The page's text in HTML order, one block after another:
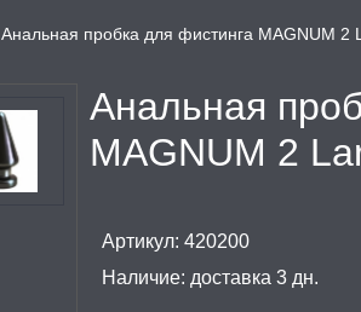
Анальная пробка для фистинга MAGNUM 2
Анальная
MAGNUM 2
Артикул: 420200
Наличие: доставка 3 дн.